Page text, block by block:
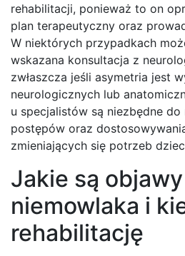
rehabilitacji, ponieważ to on
plan terapeutyczny oraz
W niektórych przypadkach
wskazana konsultacja z
zwłaszcza jeśli asymetria jest
neurologicznych lub
u specjalistów są niezbędne
postępów oraz
zmieniających się potrzeb
Jakie są
niemowlaka i
rehabilitację